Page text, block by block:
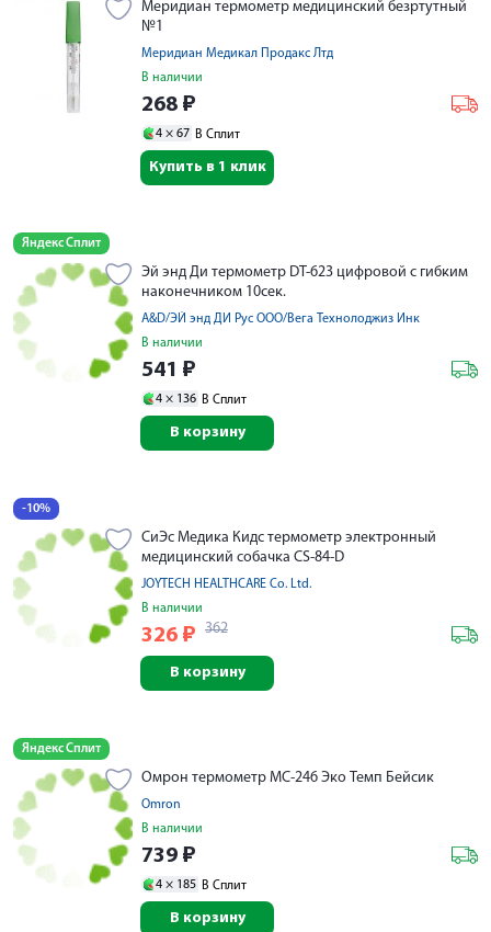
Меридиан термометр медицинский безртутный
№1
Меридиан Медикал Продакс Лтд
В наличии
268 ₽
4 × 67 В Сплит
Купить в 1 клик
Яндекс Сплит
Эй энд Ди термометр DT-623 цифровой с гибким
наконечником 10сек.
A&D/ЭЙ энд ДИ Рус ООО/Вега Технолоджиз Инк
В наличии
541 ₽
4 × 136 В Сплит
В корзину
-10%
СиЭс Медика Кидс термометр электронный
медицинский собачка CS-84-D
JOYTECH HEALTHCARE Co. Ltd.
В наличии
326 ₽ 362
В корзину
Яндекс Сплит
Омрон термометр MC-246 Эко Темп Бейсик
Omron
В наличии
739 ₽
4 × 185 В Сплит
В корзину